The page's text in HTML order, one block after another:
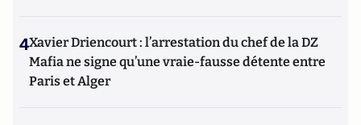
4Xavier Driencourt : l’arrestation du chef de la DZ
Mafia ne signe qu’une vraie-fausse détente entre
Paris et Alger